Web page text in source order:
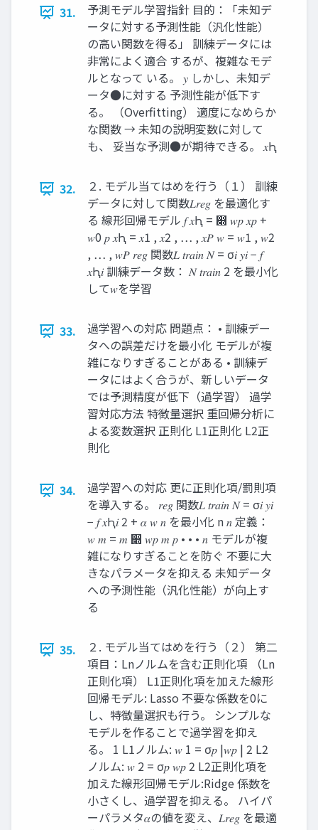
31.
予測モデル学習指針 目的：「未知デ
ータに対する予測性能（汎化性能）
の高い関数を得る」 訓練データには
非常によく適合 するが、複雑なモデ
ルとなって いる。 𝑦 しかし、未知デ
ータ●に対する 予測性能が低下す
る。 （Overfitting） 適度になめらか
な関数 → 未知の説明変数に対して
も、 妥当な予測●が期待できる。 𝑥Ԧ
32.
２. モデル当てはめを行う（１） 訓練
データに対して関数𝐿𝑟𝑒𝑔 を最適化す
る 線形回帰モデル 𝑓 𝑥Ԧ = ෍ 𝑤𝑝 𝑥𝑝 +
𝑤0 𝑝 𝑥Ԧ = 𝑥1 , 𝑥2 , … , 𝑥𝑃 𝑤 = 𝑤1 , 𝑤2
, … , 𝑤𝑃 𝑟𝑒𝑔 関数𝐿 𝑡𝑟𝑎𝑖𝑛 𝑁 = σ𝑖 𝑦𝑖 − 𝑓
𝑥Ԧ𝑖 訓練データ数： 𝑁 𝑡𝑟𝑎𝑖𝑛 2 を最小化
して𝑤を学習
33.
過学習への対応 問題点： • 訓練デー
タへの誤差だけを最小化 モデルが複
雑になりすぎることがある • 訓練デ
ータにはよく合うが、新しいデータ
では予測精度が低下（過学習） 過学
習対応方法 特徴量選択 重回帰分析に
よる変数選択 正則化 L1正則化 L2正
則化
34.
過学習への対応 更に正則化項/罰則項
を導入する。 𝑟𝑒𝑔 関数𝐿 𝑡𝑟𝑎𝑖𝑛 𝑁 = σ𝑖 𝑦𝑖
− 𝑓 𝑥Ԧ𝑖 2 + 𝛼 𝑤 𝑛 を最小化 n 𝑛 定義：
𝑤 𝑚 = 𝑚 ෍ 𝑤𝑝 𝑚 𝑝 • • • 𝑛 モデルが複
雑になりすぎることを防ぐ 不要に大
きなパラメータを抑える 未知データ
への予測性能（汎化性能）が向上す
る
35.
２. モデル当てはめを行う（２） 第二
項目：Lnノルムを含む正則化項 （Ln
正則化項） L1正則化項を加えた線形
回帰モデル: Lasso 不要な係数を0に
し、特徴量選択も行う。 シンプルな
モデルを作ることで過学習を抑え
る。 1 L1ノルム: 𝑤 1 = σ𝑝 |𝑤𝑝 | 2 L2
ノルム: 𝑤 2 = σ𝑝 𝑤𝑝 2 L2正則化項を
加えた線形回帰モデル:Ridge 係数を
小さくし、過学習を抑える。 ハイパ
ーパラメタ𝛼の値を変え、𝐿𝑟𝑒𝑔 を最適